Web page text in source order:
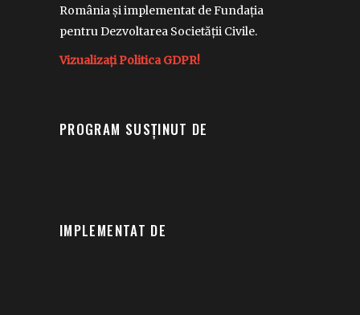
România și implementat de Fundația
pentru Dezvoltarea Societății Civile.
Vizualizați Politica GDPR!
PROGRAM SUSȚINUT DE
IMPLEMENTAT DE